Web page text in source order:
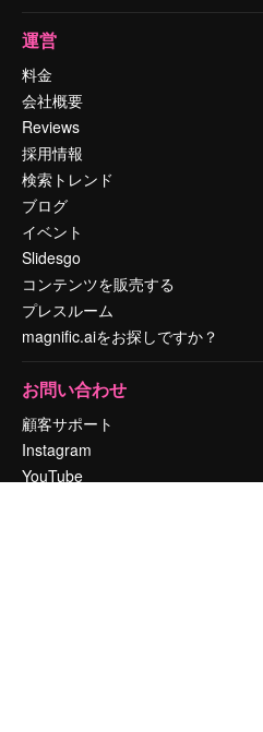
運営
料金
会社概要
Reviews
採用情報
検索トレンド
ブログ
イベント
Slidesgo
コンテンツを販売する
プレスルーム
magnific.aiをお探しですか？
お問い合わせ
顧客サポート
Instagram
YouTube